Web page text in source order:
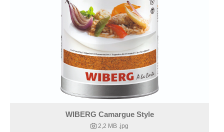
WIBERG Camargue Style
2,2 MB .jpg